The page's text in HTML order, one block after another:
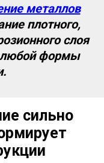
металлов
плотного,
слоя
любой формы
сильно